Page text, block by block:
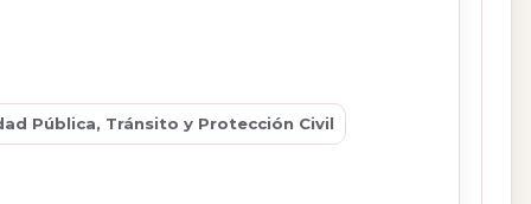
Pública, Tránsito y Protección Civil